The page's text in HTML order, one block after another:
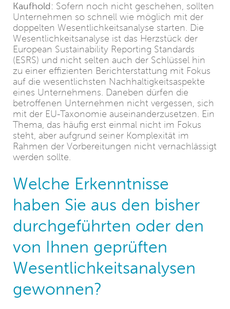
Kaufhold: Sofern noch nicht geschehen, sollten
Unternehmen so schnell wie möglich mit der
doppelten Wesentlichkeitsanalyse starten. Die
Wesentlichkeitsanalyse ist das Herzstück der
European Sustainability Reporting Standards
(ESRS) und nicht selten auch der Schlüssel hin
zu einer effizienten Berichterstattung mit Fokus
auf die wesentlichsten Nachhaltigkeitsaspekte
eines Unternehmens. Daneben dürfen die
betroffenen Unternehmen nicht vergessen, sich
mit der EU-Taxonomie auseinanderzusetzen. Ein
Thema, das häufig erst einmal nicht im Fokus
steht, aber aufgrund seiner Komplexität im
Rahmen der Vorbereitungen nicht vernachlässigt
werden sollte.
Welche Erkenntnisse
haben Sie aus den bisher
durchgeführten oder den
von Ihnen geprüften
Wesentlichkeitsanalysen
gewonnen?